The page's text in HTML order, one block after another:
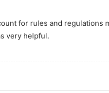
for rules and regulations
very helpful.